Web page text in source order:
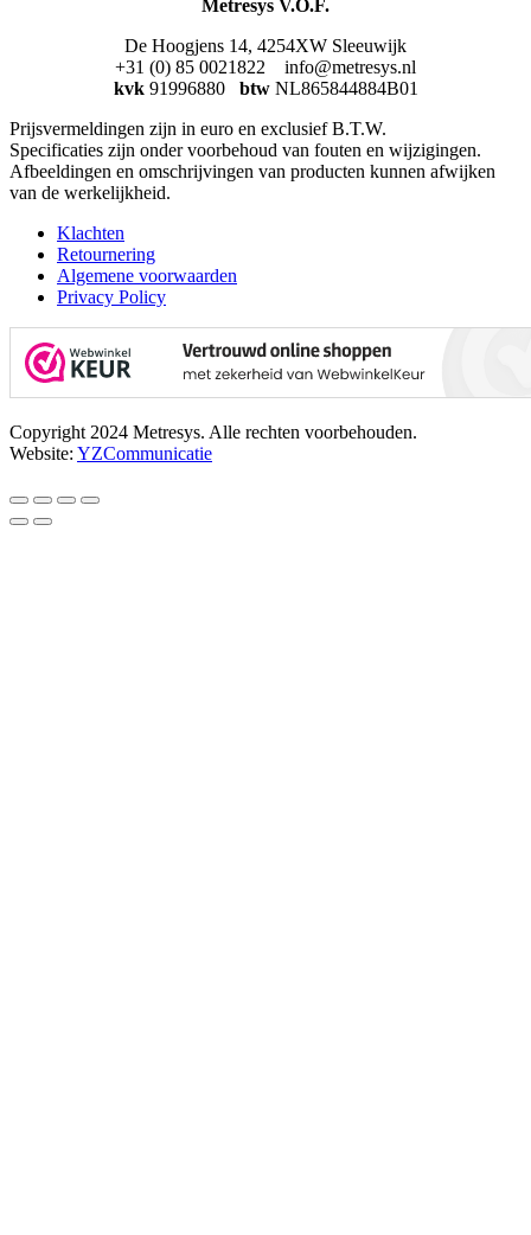
Metresys V.O.F.
De Hoogjens 14, 4254XW Sleeuwijk
+31 (0) 85 0021822 info@metresys.nl
kvk 91996880 btw NL865844884B01
Prijsvermeldingen zijn in euro en exclusief B.T.W.
Specificaties zijn onder voorbehoud van fouten en wijzigingen.
Afbeeldingen en omschrijvingen van producten kunnen afwijken
van de werkelijkheid.
Klachten
Retournering
Algemene voorwaarden
Privacy Policy
Copyright 2024 Metresys. Alle rechten voorbehouden.
Website: YZCommunicatie